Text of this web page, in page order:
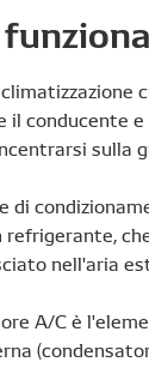
il conducente
sulla
di
refrigerante,
nell'aria
A/C è